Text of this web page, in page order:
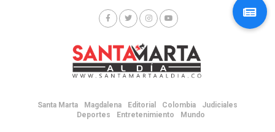
Santa Marta Magdalena Editorial Colombia
Judiciales
Deportes
Entretenimiento Mundo